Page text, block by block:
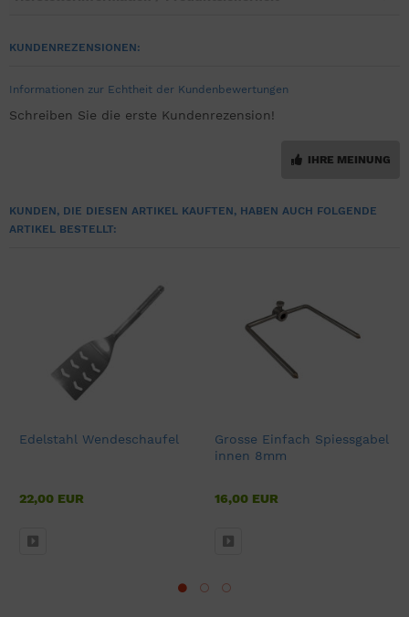
KUNDENREZENSIONEN:
Informationen zur Echtheit der Kundenbewertungen
Schreiben Sie die erste Kundenrezension!
IHRE MEINUNG
KUNDEN, DIE DIESEN ARTIKEL KAUFTEN, HABEN AUCH FOLGENDE
ARTIKEL BESTELLT:
Edelstahl Wendeschaufel
22,00 EUR
Grosse Einfach Spiessgabel
innen 8mm
16,00 EUR